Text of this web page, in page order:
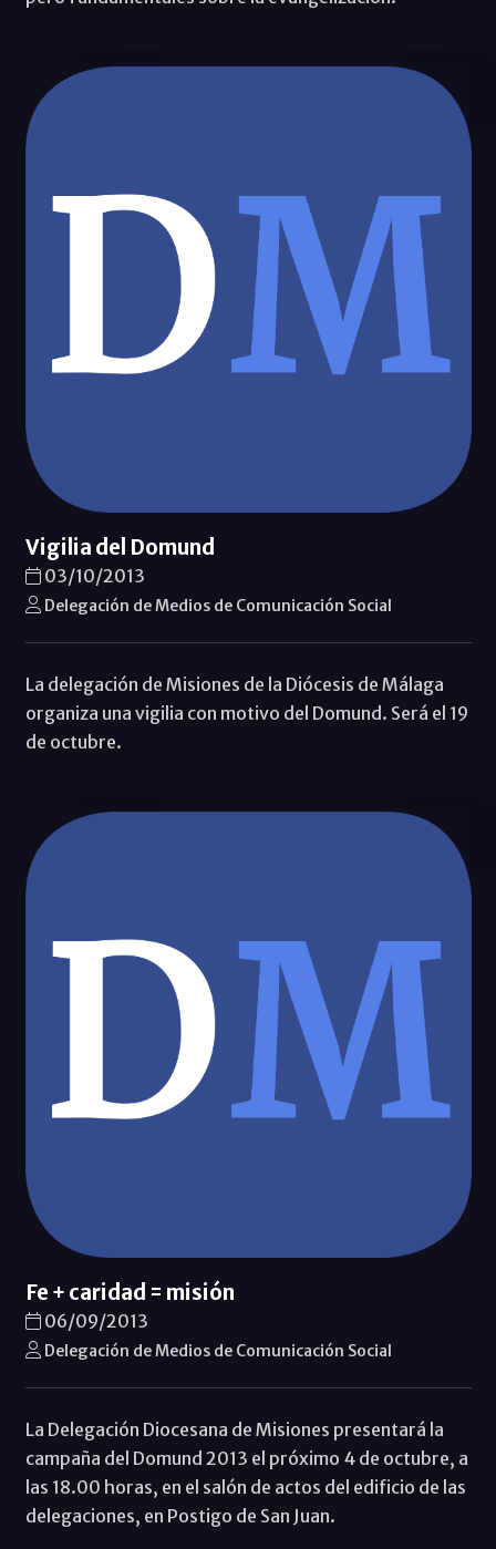
Vigilia del Domund
03/10/2013
Delegación de Medios de Comunicación Social
La delegación de Misiones de la Diócesis de Málaga
organiza una vigilia con motivo del Domund. Será el 19
de octubre.
Fe + caridad = misión
06/09/2013
Delegación de Medios de Comunicación Social
La Delegación Diocesana de Misiones presentará la
campaña del Domund 2013 el próximo 4 de octubre, a
las 18.00 horas, en el salón de actos del edificio de las
delegaciones, en Postigo de San Juan.